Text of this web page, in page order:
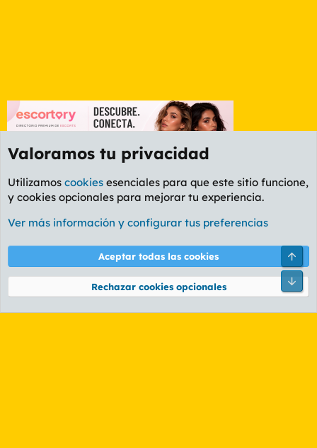
Etiquetas
Cookies
PL OLDSTYLE AMARILLO
Términos y reglas Política de privacidad Ayuda
Community platform by XenForo® © 2010-2026 XenForo Ltd.
Valoramos tu privacidad
Utilizamos cookies esenciales para que este sitio funcione,
y cookies opcionales para mejorar tu experiencia.
Ver más información y configurar tus preferencias
Aceptar todas las cookies
Rechazar cookies opcionales
Pie